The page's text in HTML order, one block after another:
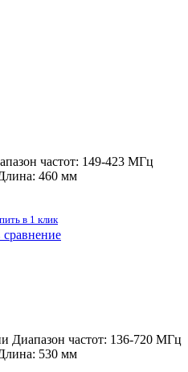
частот: 149-423 МГц
460 мм
в 1 клик
сравнение
Диапазон частот: 136-720 МГц
530 мм